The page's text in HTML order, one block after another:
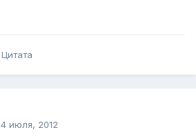
Цитата
4 июля, 2012